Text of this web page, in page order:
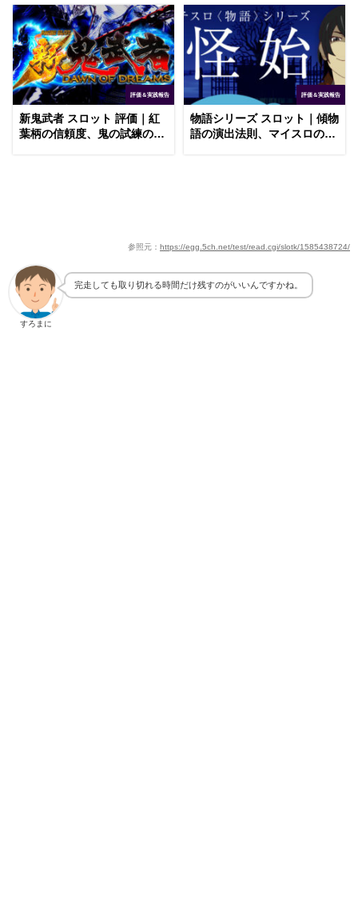
評価＆実践報告
新鬼武者 スロット 評価｜紅
葉柄の信頼度、鬼の試練の選
評価＆実践報告
物語シリーズ スロット｜傾物
語の演出法則、マイスロの小
参照元： https://egg.5ch.net/test/read.cgi/slotk/1585438724/
すろまに
完走しても取り切れる時間だけ残すのがいいんですかね。